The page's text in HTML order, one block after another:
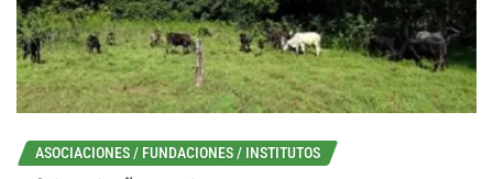
ASOCIACIONES / FUNDACIONES / INSTITUTOS